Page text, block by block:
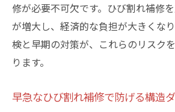
修が必要不可欠です。ひび割れ補修
が増大し、経済的な負担が大きくな
検と早期の対策が、これらのリスク
ります。
早急なひび割れ補修で防げる構造